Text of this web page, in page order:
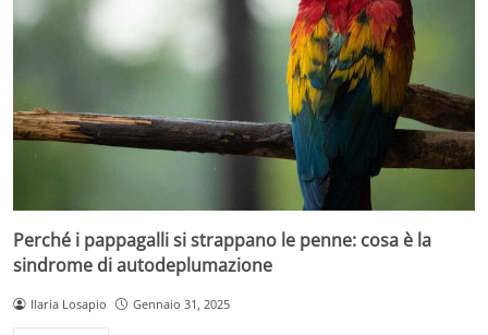
Perché i pappagalli si strappano le penne: cosa è la
sindrome di autodeplumazione
Ilaria Losapio Gennaio 31, 2025